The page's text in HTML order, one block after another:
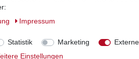
Impressum
Statistik Marketing
Einstellungen